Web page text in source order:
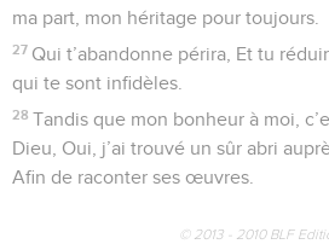
ma part, mon héritage pour toujours.
27 Qui t’abandonne périra, Et tu
qui te sont infidèles.
28 Tandis que mon bonheur à moi,
Dieu, Oui, j’ai trouvé un sûr abri
Afin de raconter ses œuvres.
© 2013 - 2010 BLF